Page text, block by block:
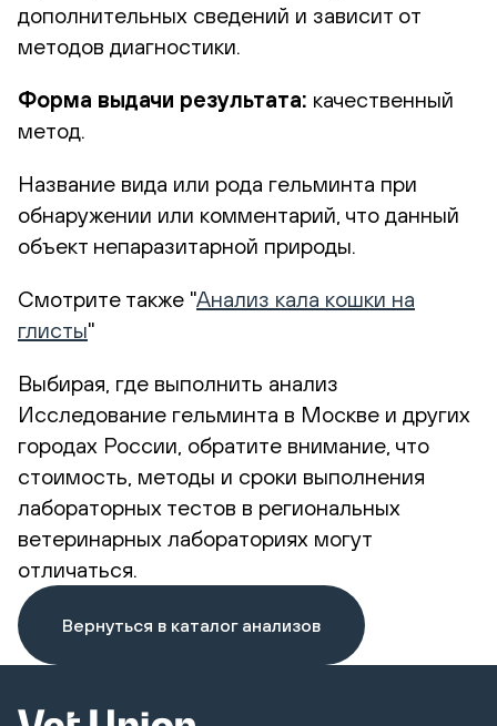
дополнительных сведений и зависит от
методов диагностики.
Форма выдачи результата: качественный
метод.
Название вида или рода гельминта при
обнаружении или комментарий, что данный
объект непаразитарной природы.
Смотрите также "Анализ кала кошки на
глисты"
Выбирая, где выполнить анализ
Исследование гельминта в Москве и других
городах России, обратите внимание, что
стоимость, методы и сроки выполнения
лабораторных тестов в региональных
ветеринарных лабораториях могут
отличаться.
Вернуться в каталог анализов